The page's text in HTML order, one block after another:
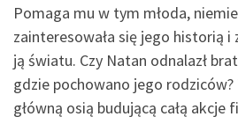
Pomaga mu w tym młoda,
zainteresowała się jego historią i
ją światu. Czy Natan odnalazł
gdzie pochowano jego
główną osią budującą całą akcje